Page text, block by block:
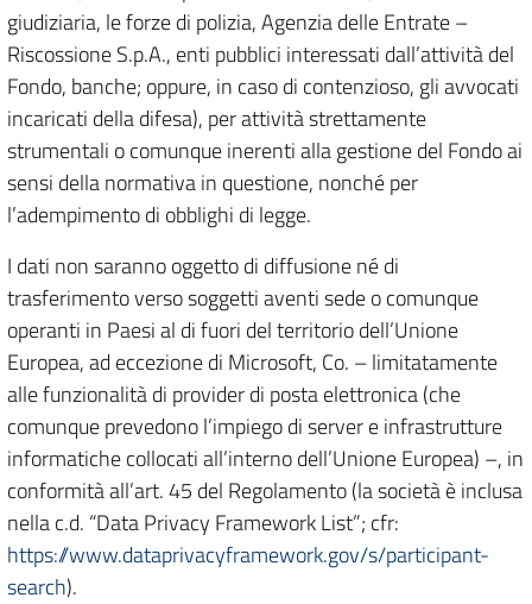
giudiziaria, le forze di polizia, Agenzia delle Entrate –
Riscossione S.p.A., enti pubblici interessati dall’attività del
Fondo, banche; oppure, in caso di contenzioso, gli avvocati
incaricati della difesa), per attività strettamente
strumentali o comunque inerenti alla gestione del Fondo ai
sensi della normativa in questione, nonché per
l’adempimento di obblighi di legge.
I dati non saranno oggetto di diffusione né di
trasferimento verso soggetti aventi sede o comunque
operanti in Paesi al di fuori del territorio dell’Unione
Europea, ad eccezione di Microsoft, Co. – limitatamente
alle funzionalità di provider di posta elettronica (che
comunque prevedono l’impiego di server e infrastrutture
informatiche collocati all’interno dell’Unione Europea) –, in
conformità all’art. 45 del Regolamento (la società è inclusa
nella c.d. “Data Privacy Framework List”; cfr:
https://www.dataprivacyframework.gov/s/participant-
search).